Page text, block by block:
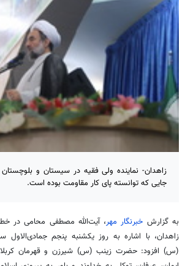
زاهدان- نماینده ولی فقیه در سیستان و
جایی که توانسته پای کار مقاومت بوده است.
به گزارش خبرنگار مهر، آیت‌الله مصطفی محامیدر
زاهدان، با اشاره به روز یکشنبه پنجم
(س) افزود: حضرت زینب (س) شیرزن و قهرمان کربلا